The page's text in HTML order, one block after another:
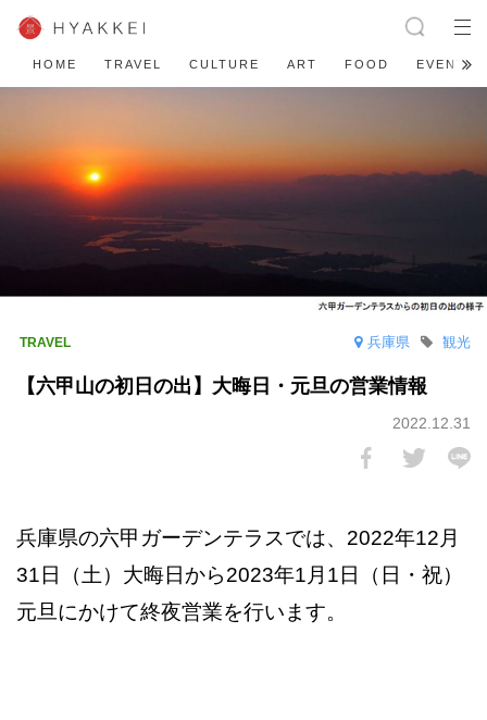
HOME TRAVEL CULTURE ART FOOD EVENT
兵庫県 観光
【六甲山の初日の出】大晦日・元旦の営業情報
2022.12.31
兵庫県の六甲ガーデンテラスでは、2022年12月
31日（土）大晦日から2023年1月1日（日・祝）
元旦にかけて終夜営業を行います。